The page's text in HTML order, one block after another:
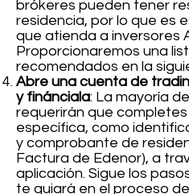
brókeres pueden tener
residencia, por lo que es
que atienda a inversores
Proporcionaremos una
recomendados en la
Abre una cuenta de
y finánciala: La mayoría
requerirán que
específica, como
y comprobante de
Factura de Edenor), a
aplicación. Sigue los
te guiará en el proceso